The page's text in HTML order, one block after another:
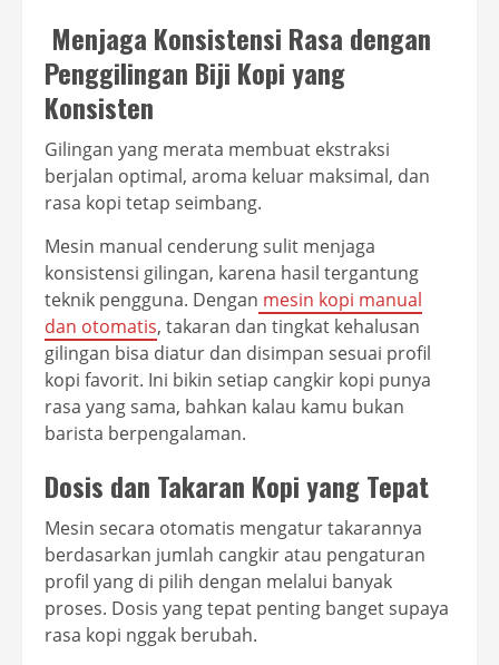
Menjaga Konsistensi Rasa dengan
Penggilingan Biji Kopi yang
Konsisten
Gilingan yang merata membuat ekstraksi
berjalan optimal, aroma keluar maksimal, dan
rasa kopi tetap seimbang.
Mesin manual cenderung sulit menjaga
konsistensi gilingan, karena hasil tergantung
teknik pengguna. Dengan mesin kopi manual
dan otomatis, takaran dan tingkat kehalusan
gilingan bisa diatur dan disimpan sesuai profil
kopi favorit. Ini bikin setiap cangkir kopi punya
rasa yang sama, bahkan kalau kamu bukan
barista berpengalaman.
Dosis dan Takaran Kopi yang Tepat
Mesin secara otomatis mengatur takarannya
berdasarkan jumlah cangkir atau pengaturan
profil yang di pilih dengan melalui banyak
proses. Dosis yang tepat penting banget supaya
rasa kopi nggak berubah.